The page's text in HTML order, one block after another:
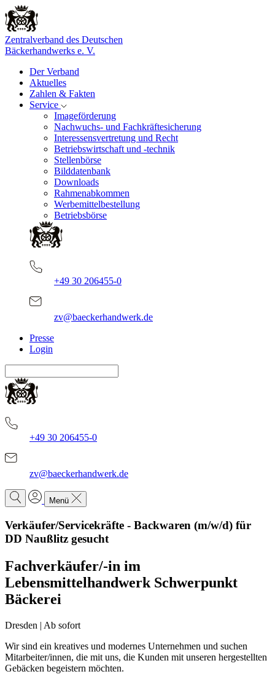
Zentralverband des Deutschen
Bäckerhandwerks e. V.
Der Verband
Aktuelles
Zahlen & Fakten
Service
Imageförderung
Nachwuchs- und Fachkräftesicherung
Interessensvertretung und Recht
Betriebswirtschaft und -technik
Stellenbörse
Bilddatenbank
Downloads
Rahmenabkommen
Werbemittelbestellung
Betriebsbörse
+49 30 206455-0
zv@baeckerhandwerk.de
Presse
Login
+49 30 206455-0
zv@baeckerhandwerk.de
Menü
Verkäufer/Servicekräfte - Backwaren (m/w/d) für
DD Naußlitz gesucht
Fachverkäufer/-in im
Lebensmittelhandwerk Schwerpunkt
Bäckerei
Dresden | Ab sofort
Wir sind ein kreatives und modernes Unternehmen und suchen
Mitarbeiter/innen, die mit uns, die Kunden mit unseren hergestellten
Gebäcken begeistern möchten.